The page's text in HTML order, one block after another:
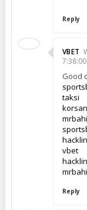
Reply
VBET
Good
taksi
vbet
Reply